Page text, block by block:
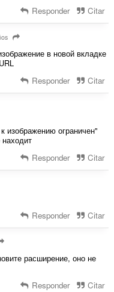
Responder Citar
в новой вкладке
Responder Citar
изображению ограничен"
Responder Citar
Responder Citar
расширение, оно не
Responder Citar